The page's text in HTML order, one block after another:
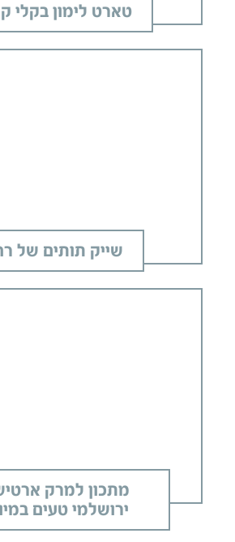
טארט לימון בקלי
שייק תותים של
מתכון למרק
ירושלמי טעים